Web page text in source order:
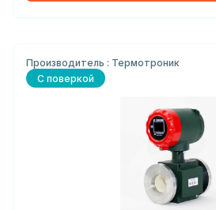
Производитель : Термотроник
С поверкой